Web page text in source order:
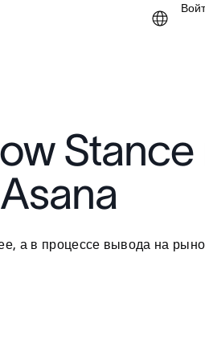
а в процессе вывода на